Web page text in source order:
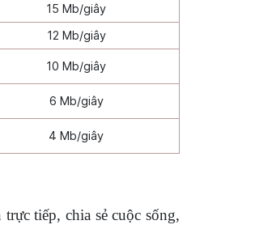
15 Mb/giây
12 Mb/giây
10 Mb/giây
6 Mb/giây
4 Mb/giây
tiếp, chia sẻ cuộc sống,